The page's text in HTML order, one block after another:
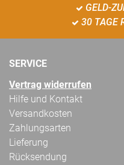
GELD-
30 TAGE
SERVICE
Vertrag widerrufen
Hilfe und Kontakt
Versandkosten
Zahlungsarten
Lieferung
Rücksendung